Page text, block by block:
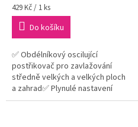
Měrná
cena:
429 Kč / 1 ks
Do košíku
✅ Obdélníkový oscilující
postřikovač pro zavlažování
středně velkých a velkých ploch
a zahrad✅ Plynulé nastavení
rozsahu✅ Možnost časování✅